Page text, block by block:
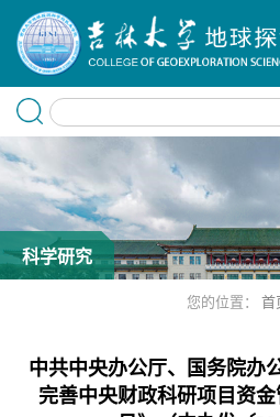
科学研究
您的位置： 首
中共中央办公厅、国务院办
完善中央财政科研项目资